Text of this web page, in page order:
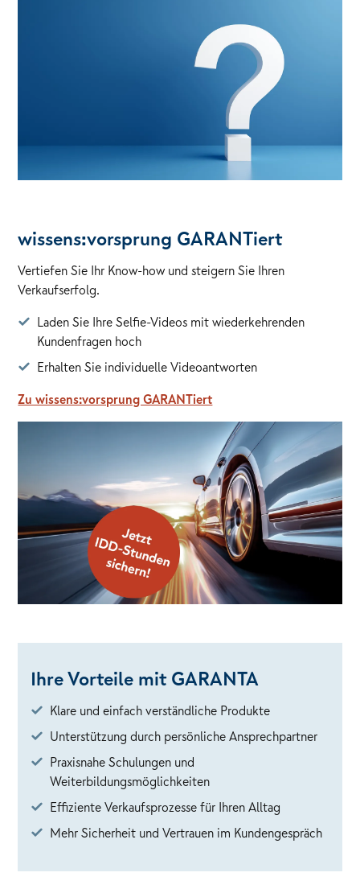
wissens:vorsprung GARANTiert
Vertiefen Sie Ihr Know-how und steigern Sie Ihren
Verkaufserfolg.
Laden Sie Ihre Selfie-Videos mit wiederkehrenden
Kundenfragen hoch
Erhalten Sie individuelle Videoantworten
Zu wissens:vorsprung GARANTiert
Ihre Vorteile mit GARANTA
Klare und einfach verständliche Produkte
Unterstützung durch persönliche Ansprechpartner
Praxisnahe Schulungen und
Weiterbildungsmöglichkeiten
Effiziente Verkaufsprozesse für Ihren Alltag
Mehr Sicherheit und Vertrauen im Kundengespräch